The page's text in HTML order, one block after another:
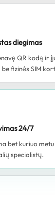
diegimas
QR kodą ir
fizinės SIM
24/7
bet kuriuo
specialistų.